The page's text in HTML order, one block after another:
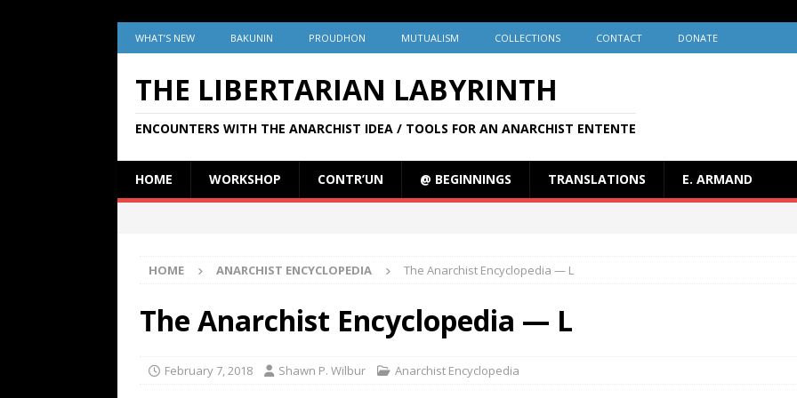
WHAT’S NEW BAKUNIN PROUDHON MUTUALISM COLLECTIONS CONTACT DONATE
THE LIBERTARIAN LABYRINTH
ENCOUNTERS WITH THE ANARCHIST IDEA / TOOLS FOR AN ANARCHIST ENTENTE
HOME WORKSHOP CONTR’UN @ BEGINNINGS TRANSLATIONS E. ARMAND
HOME ANARCHIST ENCYCLOPEDIA The Anarchist Encyclopedia — L
The Anarchist Encyclopedia — L
February 7, 2018 Shawn P. Wilbur Anarchist Encyclopedia